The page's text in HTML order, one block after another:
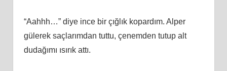
“Aahhh…” diye ince bir çığlık kopardım. Alper
gülerek saçlarımdan tuttu, çenemden tutup alt
dudağımı ısırık attı.